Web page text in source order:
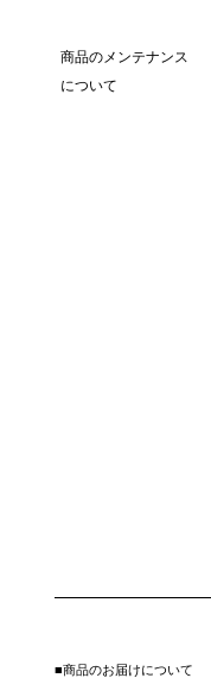
商品のメンテナンス
について
■商品のお届けについて